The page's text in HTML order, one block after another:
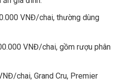
VNĐ/chai, thường dùng
VNĐ/chai, gồm rượu phân
chai, Grand Cru, Premier